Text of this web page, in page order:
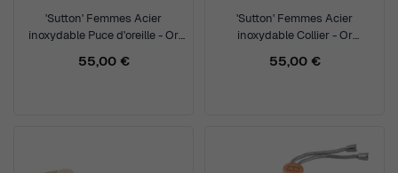
'Sutton' Femmes Acier
inoxydable Puce d'oreille - Or
55,00 €
'Sutton' Femmes Acier
inoxydable Collier - Or
55,00 €